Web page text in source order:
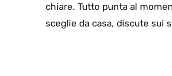
chiare. Tutto punta al
sceglie da casa, discute sui